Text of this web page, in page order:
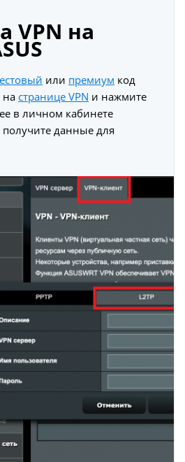
VPN на
или премиум код
на странице VPN и нажмите
в личном кабинете
данные для